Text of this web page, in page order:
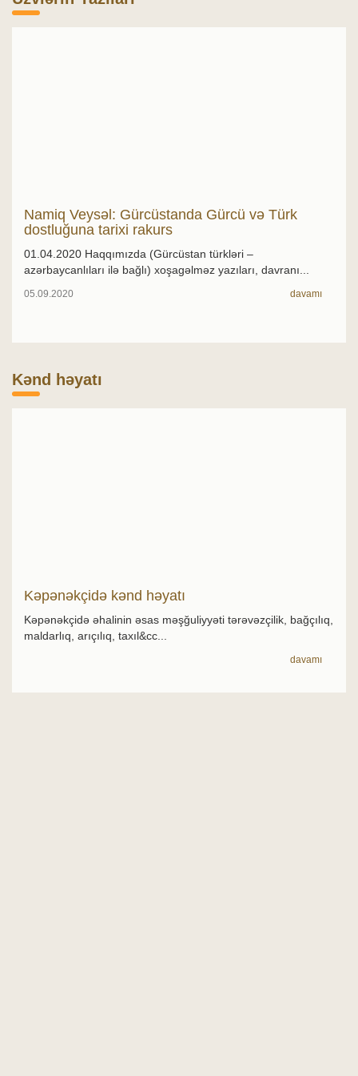
Namiq Veysəl: Gürcüstanda Gürcü və Türk
dostluğuna tarixi rakurs
01.04.2020 Haqqımızda (Gürcüstan türkləri –
azərbaycanlıları ilə bağlı) xoşagəlməz yazıları, davranı...
05.09.2020 davamı
Kənd həyatı
Kəpənəkçidə kənd həyatı
Kəpənəkçidə əhalinin əsas məşğuliyyəti tərəvəzçilik, bağçılıq,
maldarlıq, arıçılıq, taxıl&cc...
davamı